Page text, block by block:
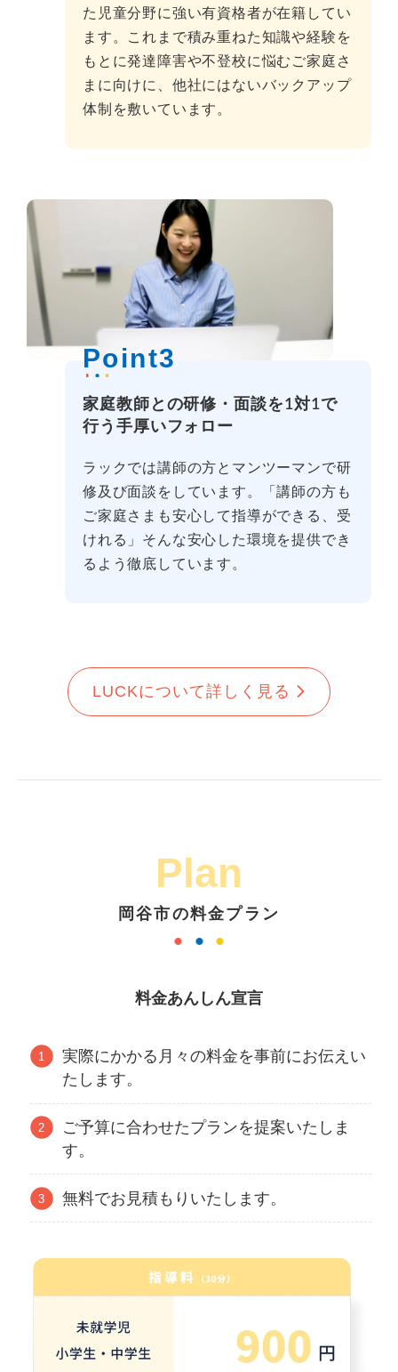
た児童分野に強い有資格者が在籍してい
ます。これまで積み重ねた知識や経験を
もとに発達障害や不登校に悩むご家庭さ
まに向けに、他社にはないバックアップ
体制を敷いています。
Point3
家庭教師との研修・面談を1対1で
行う手厚いフォロー
ラックでは講師の方とマンツーマンで研
修及び面談をしています。「講師の方も
ご家庭さまも安心して指導ができる、受
けれる」そんな安心した環境を提供でき
るよう徹底しています。
LUCKについて詳しく見る
Plan
岡谷市の料金プラン
料金あんしん宣言
実際にかかる月々の料金を事前にお伝えい
たします。
ご予算に合わせたプランを提案いたしま
す。
無料でお見積もりいたします。